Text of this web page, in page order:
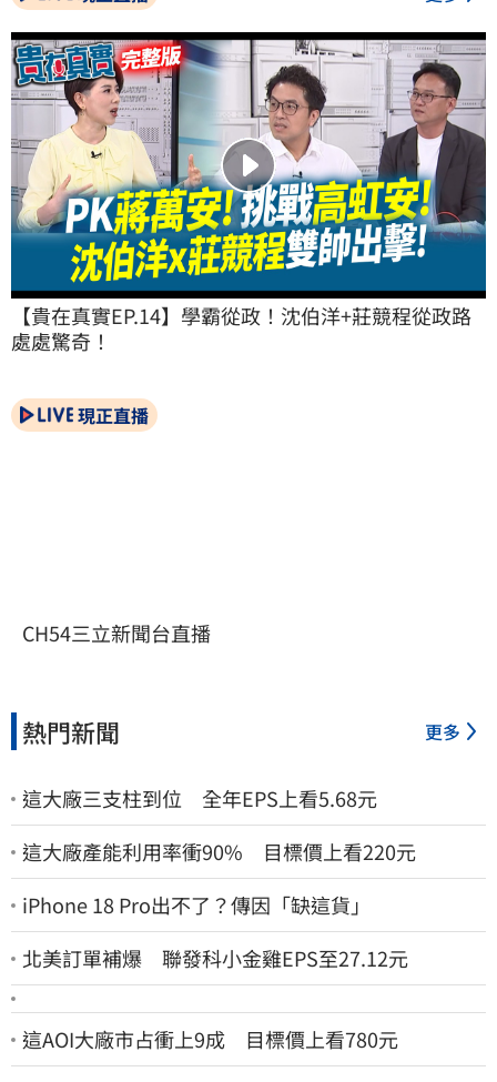
【貴在真實EP.14】學霸從政！沈伯洋+莊競程從政路
處處驚奇！
現正直播
CH54三立新聞台直播
熱門新聞 更多
這大廠三支柱到位 全年EPS上看5.68元
這大廠產能利用率衝90% 目標價上看220元
iPhone 18 Pro出不了？傳因「缺這貨」
北美訂單補爆 聯發科小金雞EPS至27.12元
這AOI大廠市占衝上9成 目標價上看780元